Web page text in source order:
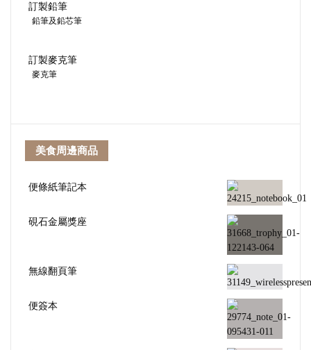
訂製鉛筆
鉛筆及鉛芯筆
訂製麥克筆
麥克筆
美食周邊商品
便條紙筆記本
硯石金屬獎座
無線翻頁筆
便簽本